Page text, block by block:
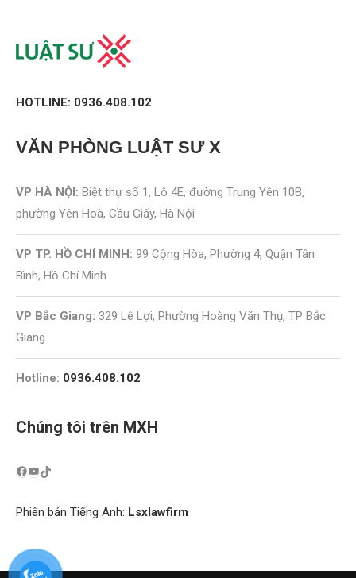
HOTLINE: 0936.408.102
VĂN PHÒNG LUẬT SƯ X
VP HÀ NỘI: Biệt thự số 1, Lô 4E, đường Trung Yên 10B,
phường Yên Hoà, Cầu Giấy, Hà Nội
VP TP. HỒ CHÍ MINH: 99 Cộng Hòa, Phường 4, Quận Tân
Bình, Hồ Chí Minh
VP Bắc Giang: 329 Lê Lợi, Phường Hoàng Văn Thụ, TP Bắc
Giang
Hotline: 0936.408.102
Chúng tôi trên MXH
Phiên bản Tiếng Anh: Lsxlawfirm